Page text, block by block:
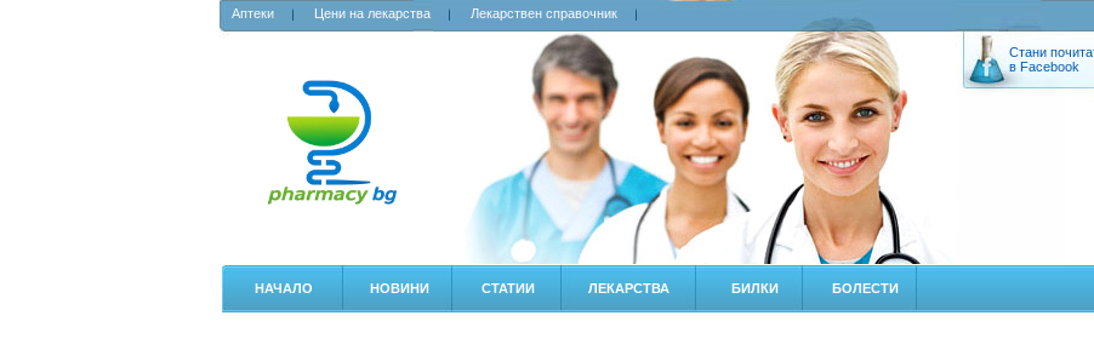
Аптеки Цени на лекарства Лекарствен справочник
Стани
в Facebook
НАЧАЛО НОВИНИ СТАТИИ ЛЕКАРСТВА БИЛКИ БОЛЕСТИ